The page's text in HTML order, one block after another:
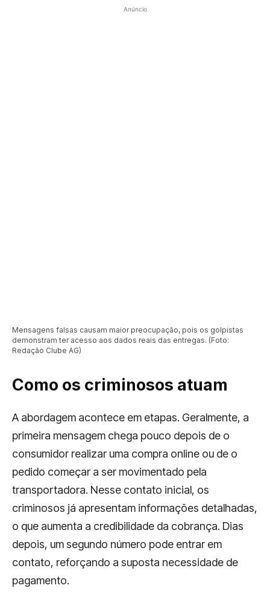
Anúncio
Mensagens falsas causam maior preocupação, pois os golpistas
demonstram ter acesso aos dados reais das entregas. (Foto:
Redação Clube AG)
Como os criminosos atuam
A abordagem acontece em etapas. Geralmente, a
primeira mensagem chega pouco depois de o
consumidor realizar uma compra online ou de o
pedido começar a ser movimentado pela
transportadora. Nesse contato inicial, os
criminosos já apresentam informações detalhadas,
o que aumenta a credibilidade da cobrança. Dias
depois, um segundo número pode entrar em
contato, reforçando a suposta necessidade de
pagamento.